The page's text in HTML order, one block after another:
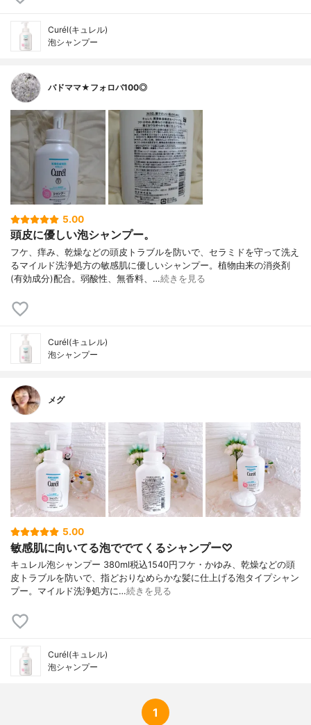
Curél(キュレル)
泡シャンプー
バドママ★フォロバ100◎
5.00
頭皮に優しい泡シャンプー。
フケ、痒み、乾燥などの頭皮トラブルを防いで、セラミドを守って洗え
るマイルド洗浄処方の敏感肌に優しいシャンプー。植物由来の消炎剤
(有効成分)配合。弱酸性、無香料、…続きを見る
Curél(キュレル)
泡シャンプー
メグ
5.00
敏感肌に向いてる泡ででてくるシャンプー♡
キュレル泡シャンプー 380ml税込1540円フケ・かゆみ、乾燥などの頭
皮トラブルを防いで、指どおりなめらかな髪に仕上げる泡タイプシャン
プー。マイルド洗浄処方に…続きを見る
Curél(キュレル)
泡シャンプー
1